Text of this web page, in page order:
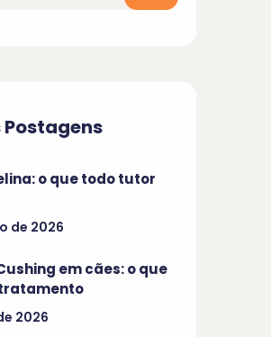
o que todo tutor
de 2026
em cães: o que
2026